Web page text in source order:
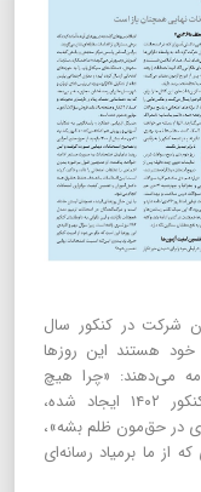
شرکت در کنکور سال
خود هستند این روزها
می‌دهند: «چرا هیچ
مسئولی به فکر این همه تنش که برای کنکور ۱۴۰۲ ایجاد شده،
در حق‌مون ظلم بشه»،
از ما برمیاد رسانه‌ای